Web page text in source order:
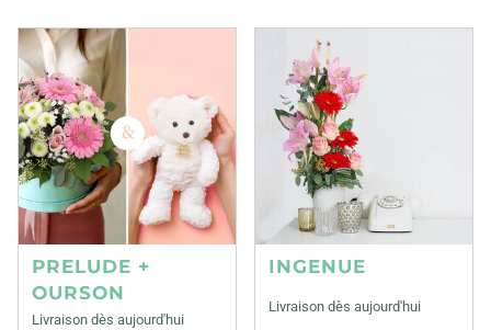
PRELUDE +
OURSON
Livraison dès aujourd'hui
INGENUE
Livraison dès aujourd'hui